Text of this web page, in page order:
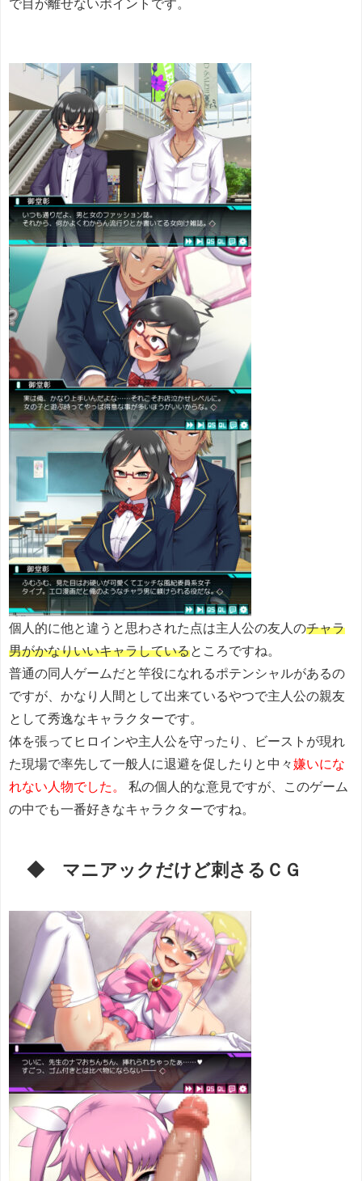
で目が離せないポイントです。
個人的に他と違うと思わされた点は主人公の友人のチャラ
男がかなりいいキャラしているところですね。
普通の同人ゲームだと竿役になれるポテンシャルがあるの
ですが、かなり人間として出来ているやつで主人公の親友
として秀逸なキャラクターです。
体を張ってヒロインや主人公を守ったり、ビーストが現れ
た現場で率先して一般人に退避を促したりと中々嫌いにな
れない人物でした。
私の個人的な意見ですが、このゲーム
の中でも一番好きなキャラクターですね。
◆ マニアックだけど刺さるＣＧ